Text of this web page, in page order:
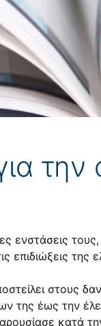
ενστάσεις
της
στους
της έως την
κατά